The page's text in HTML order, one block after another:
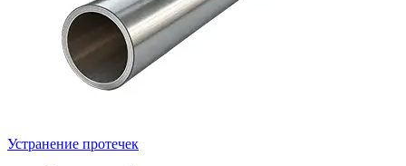
Устранение протечек